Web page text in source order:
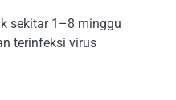
sekitar 1–8 minggu
terinfeksi virus